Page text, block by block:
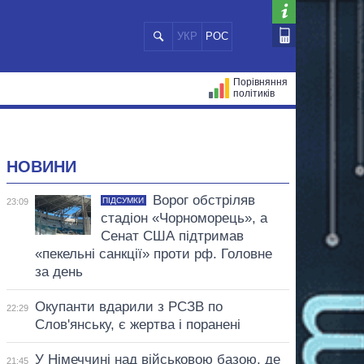
УКР РОС
Порівняння
політиків
НОВИНИ
23:09 ПІДСУМКИ
Ворог обстріляв
стадіон «Чорноморець», а
Сенат США підтримав
«пекельні санкції» проти рф. Головне
за день
22:29
Окупанти вдарили з РСЗВ по
Слов'янську, є жертва і поранені
21:45
У Німеччині над військовою базою, де